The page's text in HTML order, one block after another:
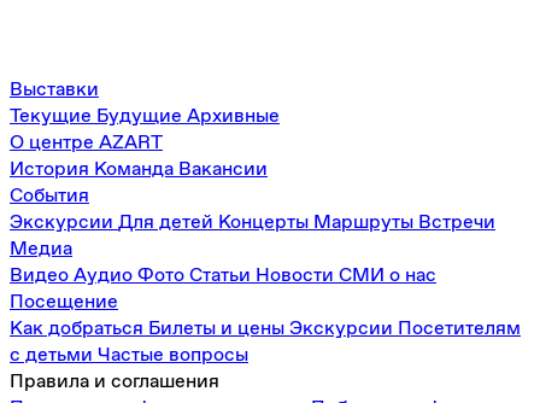
Выставки
Текущие Будущие Архивные
О центре AZART
История Команда Вакансии
События
Экскурсии Для детей Концерты Маршруты Встречи
Медиа
ВидеоАудиоФотоСтатьи Новости СМИ о нас
Посещение
Как добраться Билеты и ценыЭкскурсии Посетителям
с детьми Частые вопросы
Правила и соглашения